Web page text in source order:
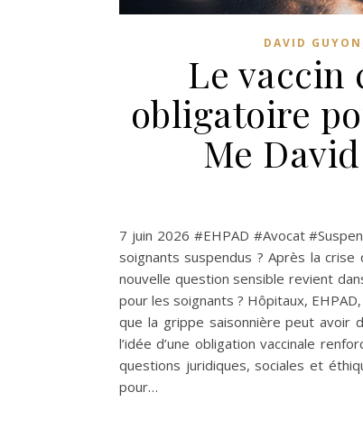
DAVID GUYON
Le vaccin
obligatoire
Me
7 juin 2026 #EHPAD #Avocat
soignants suspendus ? Après la
nouvelle question sensible revient
pour les soignants ? Hôpitaux,
que la grippe saisonnière peut avoir
l’idée d’une obligation vaccinale
questions juridiques, sociales et
pour…